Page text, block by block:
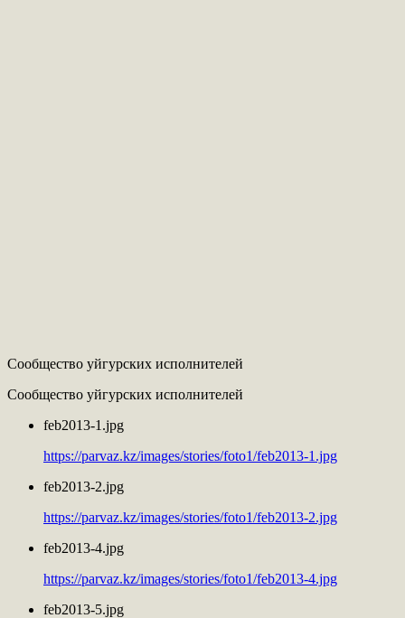
Сообщество уйгурских исполнителей
Сообщество уйгурских исполнителей
feb2013-1.jpg
https://parvaz.kz/images/stories/foto1/feb2013-1.jpg
feb2013-2.jpg
https://parvaz.kz/images/stories/foto1/feb2013-2.jpg
feb2013-4.jpg
https://parvaz.kz/images/stories/foto1/feb2013-4.jpg
feb2013-5.jpg